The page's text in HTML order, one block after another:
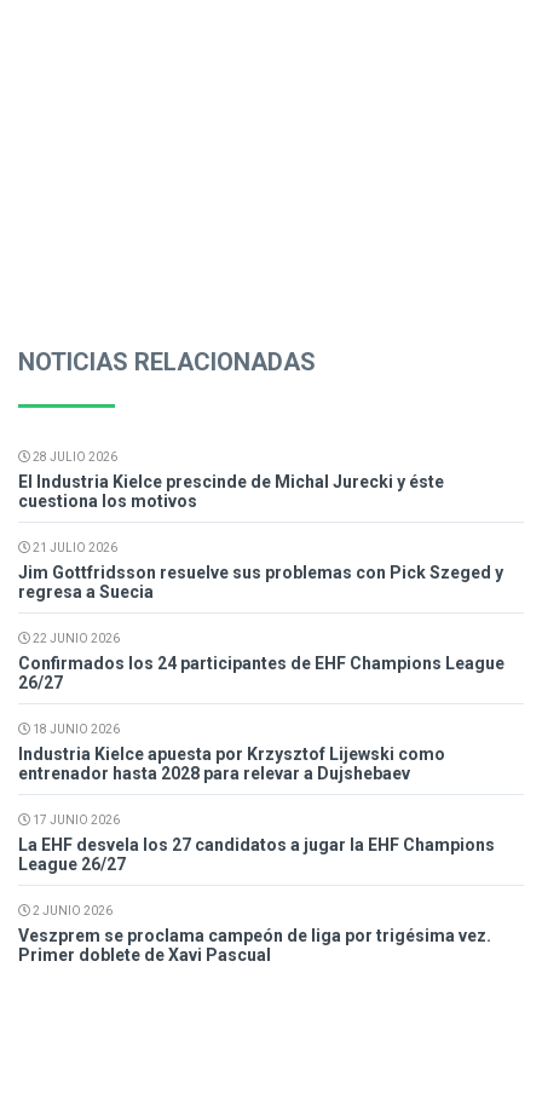
NOTICIAS RELACIONADAS
28 JULIO 2026
El Industria Kielce prescinde de Michal Jurecki y éste
cuestiona los motivos
21 JULIO 2026
Jim Gottfridsson resuelve sus problemas con Pick Szeged y
regresa a Suecia
22 JUNIO 2026
Confirmados los 24 participantes de EHF Champions League
26/27
18 JUNIO 2026
Industria Kielce apuesta por Krzysztof Lijewski como
entrenador hasta 2028 para relevar a Dujshebaev
17 JUNIO 2026
La EHF desvela los 27 candidatos a jugar la EHF Champions
League 26/27
2 JUNIO 2026
Veszprem se proclama campeón de liga por trigésima vez.
Primer doblete de Xavi Pascual